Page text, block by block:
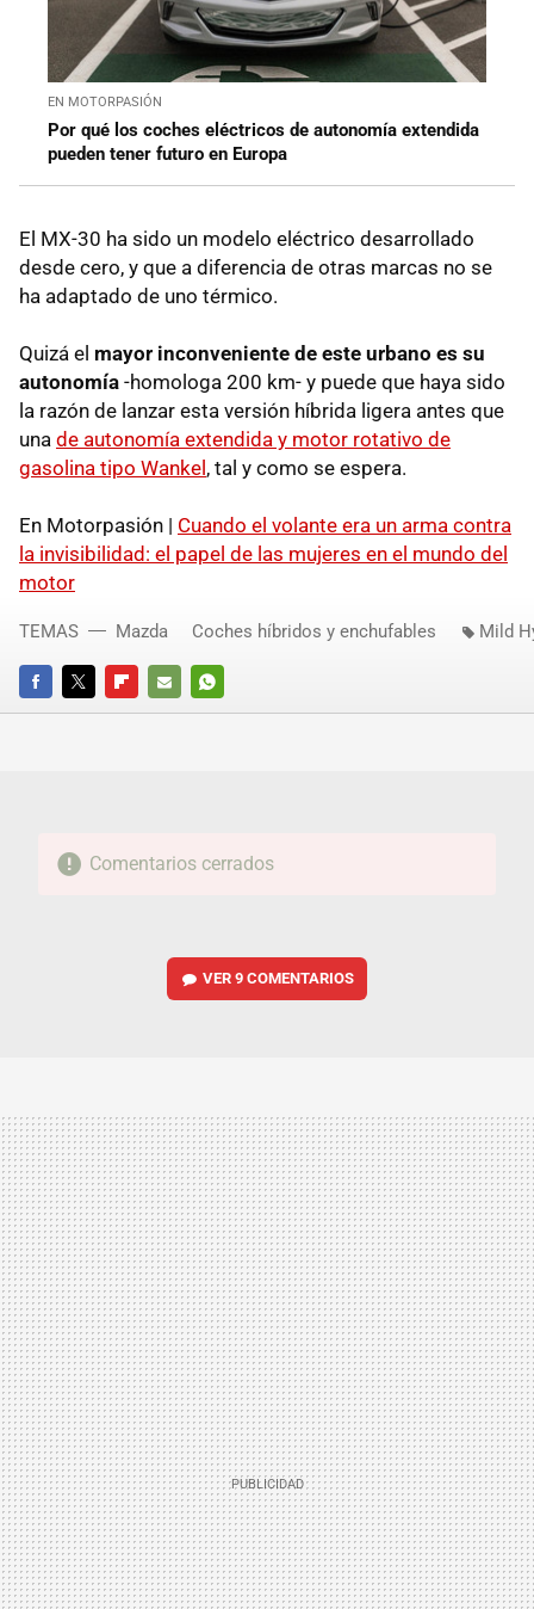
EN MOTORPASIÓN
Por qué los coches eléctricos de autonomía extendida
pueden tener futuro en Europa
El MX-30 ha sido un modelo eléctrico desarrollado
desde cero, y que a diferencia de otras marcas no se
ha adaptado de uno térmico.
Quizá el mayor inconveniente de este urbano es su
autonomía -homologa 200 km- y puede que haya sido
la razón de lanzar esta versión híbrida ligera antes que
una de autonomía extendida y motor rotativo de
gasolina tipo Wankel , tal y como se espera.
En Motorpasión | Cuando el volante era un arma contra
la invisibilidad: el papel de las mujeres en el mundo del
motor
FACEBOOKTWITTERFLIPBOARD
E-
WHATSAPP
TEMAS Mazda Coches híbridos y enchufables Mild
Comentarios cerrados
VER9 COMENTARIOS